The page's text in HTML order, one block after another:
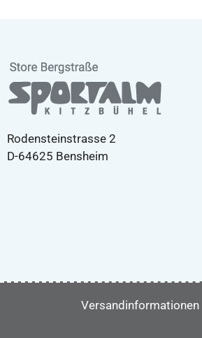
Rodensteinstrasse 2
D-64625 Bensheim
Versandinformationen